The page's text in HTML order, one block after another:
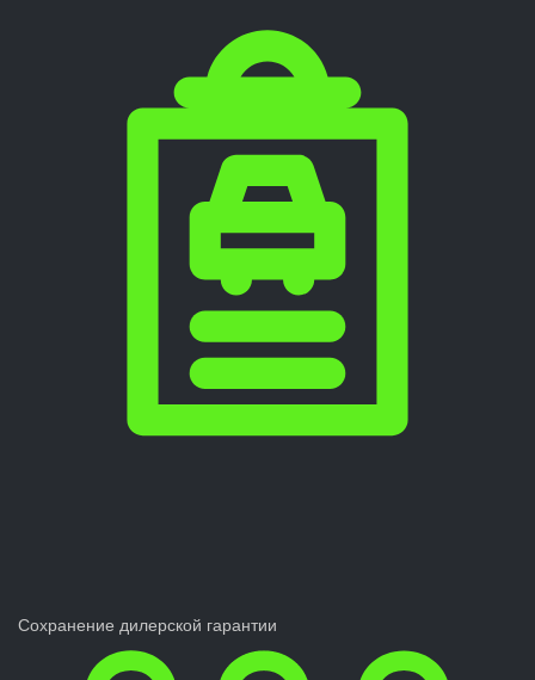
Сохранение дилерской гарантии